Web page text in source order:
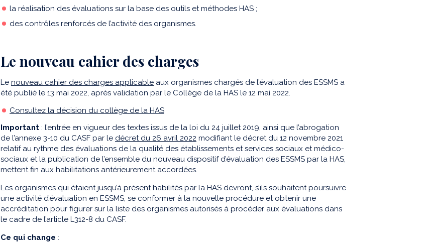
la réalisation des évaluations sur la base des outils et méthodes HAS ;
des contrôles renforcés de l’activité des organismes.
Le nouveau cahier des charges
Le nouveau cahier des charges applicable aux organismes chargés de l’évaluation des ESSMS a
été publié le 13 mai 2022, après validation par le Collège de la HAS le 12 mai 2022.
Consultez la décision du collège de la HAS
Important : l’entrée en vigueur des textes issus de la loi du 24 juillet 2019, ainsi que l’abrogation
de l’annexe 3-10 du CASF par le décret du 26 avril 2022 modifiant le décret du 12 novembre 2021
relatif au rythme des évaluations de la qualité des établissements et services sociaux et médico-
sociaux et la publication de l’ensemble du nouveau dispositif d’évaluation des ESSMS par la HAS,
mettent fin aux habilitations antérieurement accordées.
Les organismes qui étaient jusqu’à présent habilités par la HAS devront, s’ils souhaitent poursuivre
une activité d’évaluation en ESSMS, se conformer à la nouvelle procédure et obtenir une
accréditation pour figurer sur la liste des organismes autorisés à procéder aux évaluations dans
le cadre de l’article L312-8 du CASF.
Ce qui change :